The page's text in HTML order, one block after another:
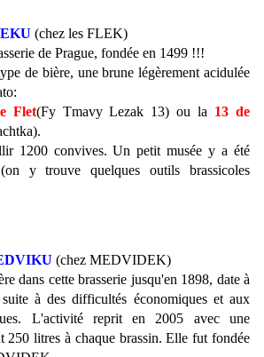
(chez les FLEK)
de Prague, fondée en 1499 !!!
de bière, une brune légèrement acidulée
Flet(Fy Tmavy Lezak 13) ou la 13 de
1200 convives. Un petit musée y a été
y trouve quelques outils brassicoles
(chez MEDVIDEK)
dans cette brasserie jusqu'en 1898, date à
à des difficultés économiques et aux
L'activité reprit en 2005 avec une
250 litres à chaque brassin. Elle fut fondée